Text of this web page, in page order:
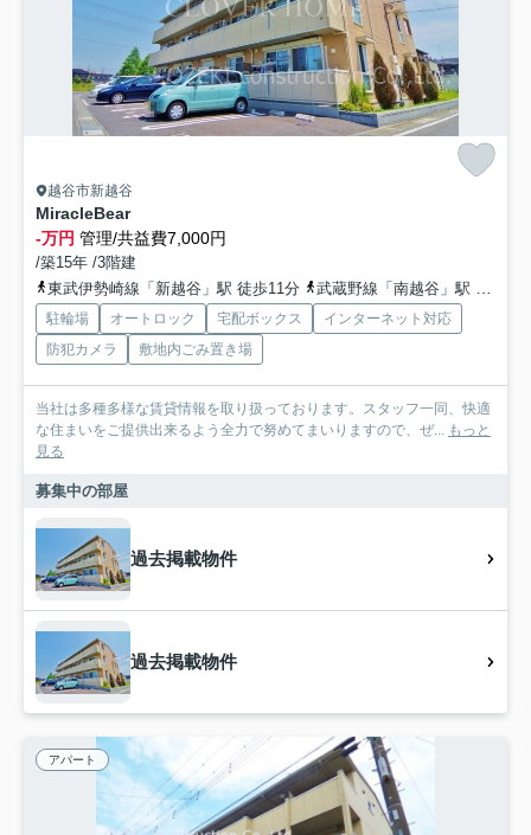
越谷市新越谷
MiracleBear
-万円 管理/共益費7,000円
/築15年 /3階建
東武伊勢崎線「新越谷」駅 徒歩11分
武蔵野線「南越谷」駅 徒歩12分
駐輪場 オートロック 宅配ボックス
インターネット対応
防犯カメラ
敷地内ごみ置き場
当社は多種多様な賃貸情報を取り扱っております。スタッフ一同、快適
な住まいをご提供出来るよう全力で努めてまいりますので、ぜ... もっと
見る
募集中の部屋
過去掲載物件
過去掲載物件
アパート